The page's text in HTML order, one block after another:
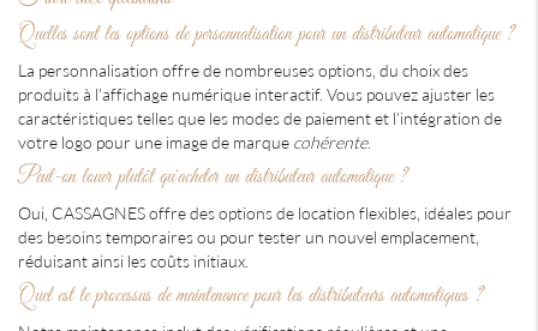
Quelles sont les options de personnalisation pour un distributeur automatique ?
La personnalisation offre de nombreuses options, du choix des
produits à l'affichage numérique interactif. Vous pouvez ajuster les
caractéristiques telles que les modes de paiement et l'intégration de
votre logo pour une image de marque cohérente.
Peut-on louer plutôt qu'acheter un distributeur automatique ?
Oui, CASSAGNES offre des options de location flexibles, idéales pour
des besoins temporaires ou pour tester un nouvel emplacement,
réduisant ainsi les coûts initiaux.
Quel est le processus de maintenance pour les distributeurs automatiques ?